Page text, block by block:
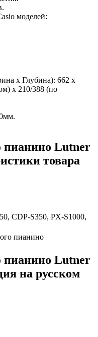
моделей:
х Глубина): 662 х
х 210/388 (по
пианино Lutner
товара
CDP-S350, PX-S1000,
пианино
пианино Lutner
на русском